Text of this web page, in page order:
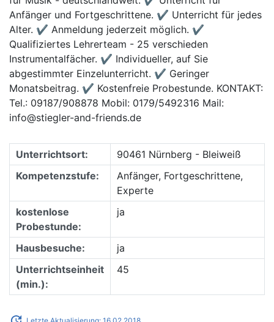
Anfänger und Fortgeschrittene. ✔ Unterricht für jedes
Alter. ✔ Anmeldung jederzeit möglich. ✔
Qualifiziertes Lehrerteam - 25 verschieden
Instrumentalfächer. ✔ Individueller, auf Sie
abgestimmter Einzelunterricht. ✔ Geringer
Monatsbeitrag. ✔ Kostenfreie Probestunde. KONTAKT:
Tel.: 09187/908878 Mobil: 0179/5492316 Mail:
info@stiegler-and-friends.de
Unterrichtsort:
90461 Nürnberg - Bleiweiß
Kompetenzstufe:
Anfänger, Fortgeschrittene,
Experte
kostenlose
Probestunde:
ja
Hausbesuche:
ja
Unterrichtseinheit
(min.):
45